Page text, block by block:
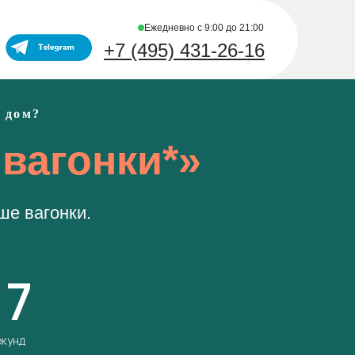
+7 (495) 431-26-16
Ежедневно с 9:00 до 21:00
вагонки.